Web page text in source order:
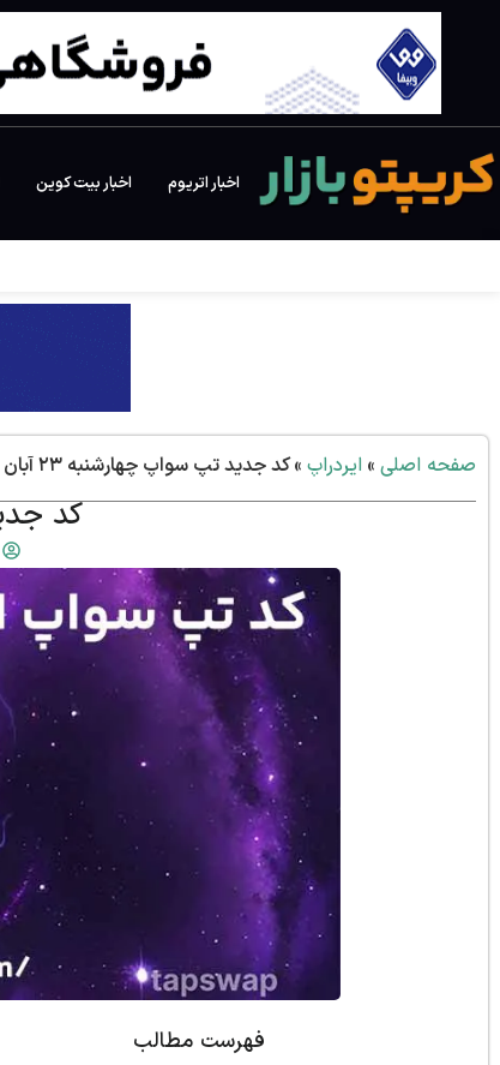
اخبار اتریوم اخبار بیت کوین
صفحه اصلی » ایردراپ »کد جدید تپ سواپ چهارشنبه ۲۳ آبان
کد
فهرست مطالب